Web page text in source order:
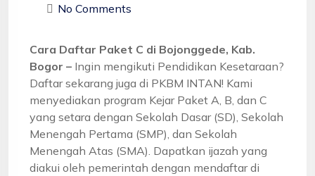
No Comments
Cara Daftar Paket C di Bojonggede, Kab.
Bogor – Ingin mengikuti Pendidikan Kesetaraan?
Daftar sekarang juga di PKBM INTAN! Kami
menyediakan program Kejar Paket A, B, dan C
yang setara dengan Sekolah Dasar (SD), Sekolah
Menengah Pertama (SMP), dan Sekolah
Menengah Atas (SMA). Dapatkan ijazah yang
diakui oleh pemerintah dengan mendaftar di